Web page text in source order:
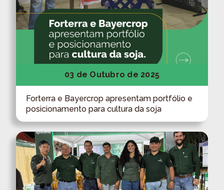
03 de Outubro de 2025
Forterra e Bayercrop apresentam portfólio e
posicionamento para cultura da soja